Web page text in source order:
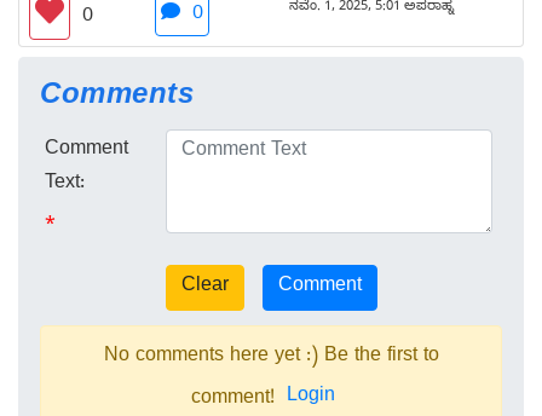
0 0 ನವೆಂ. 1, 2025, 5:01 ಅಪರಾಹ್ನ
Comments
Comment
Text:
*
No comments here yet :) Be the first to
comment! Login